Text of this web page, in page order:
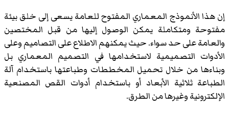
إن هذا الأنموذج المعماري المفتوح للعامة يسعى إلى خلق بيئة
مفتوحة ومتكاملة يمكن الوصول إليها من قبل المختصين
والعامة على حد سواء. حيث يمكنهم الاطلاع على التصاميم وعلى
الأدوات التصميمية لاستخدامها في التصميم المعماري بل
وبناءها من خلال تحميل المخططات وطباعتها باستخدام آلة
الطباعة ثلاثية الأبعاد أو باستخدام أدوات القص المصنعية
الإلكترونية وغيرها من الطرق.